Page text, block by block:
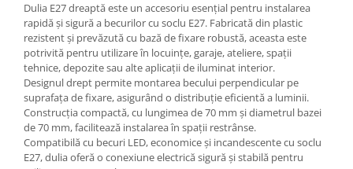
Tablou si sigurante electrice
Scule / utile / sonerii/ rulete
Adezivi si benzi adezive
Chei , clesti , patenti
Cose / Coliere plastic
Pistoale de lipit si accesorii
Dulia E27 dreaptă este un accesoriu esențial pentru instalarea
rapidă și sigură a becurilor cu soclu E27. Fabricată din plastic
rezistent și prevăzută cu bază de fixare robustă, aceasta este
potrivită pentru utilizare în locuințe, garaje, ateliere, spații
tehnice, depozite sau alte aplicații de iluminat interior.
Designul drept permite montarea becului perpendicular pe
suprafața de fixare, asigurând o distribuție eficientă a luminii.
Construcția compactă, cu lungimea de 70 mm și diametrul bazei
de 70 mm, facilitează instalarea în spații restrânse.
Compatibilă cu becuri LED, economice și incandescente cu soclu
E27, dulia oferă o conexiune electrică sigură și stabilă pentru